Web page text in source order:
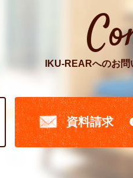
IKU-REARへのお問
資料請求